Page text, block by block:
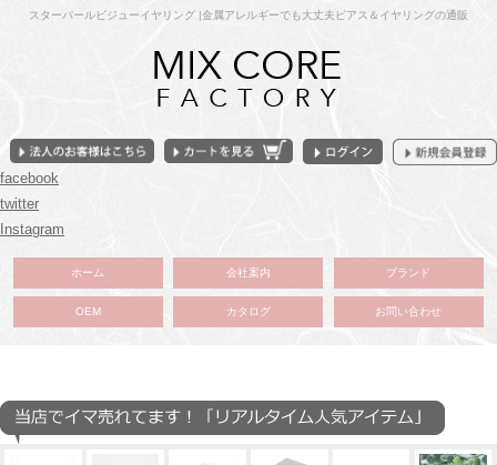
スターパールビジューイヤリング |金属アレルギーでも大丈夫ピアス＆イヤリングの通販
facebook
twitter
Instagram
ホーム 会社案内 ブランド
OEM カタログ お問い合わせ